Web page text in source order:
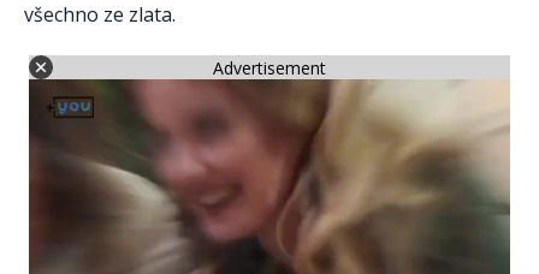
všechno ze zlata.
Advertisement